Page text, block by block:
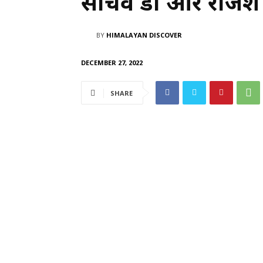
BY HIMALAYAN DISCOVER
DECEMBER 27, 2022
SHARE